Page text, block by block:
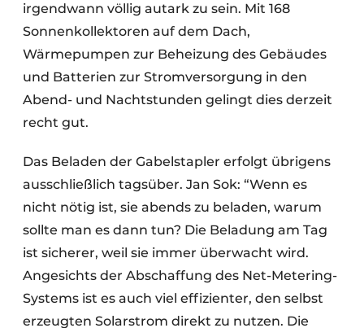
irgendwann völlig autark zu sein. Mit 168
Sonnenkollektoren auf dem Dach,
Wärmepumpen zur Beheizung des Gebäudes
und Batterien zur Stromversorgung in den
Abend- und Nachtstunden gelingt dies derzeit
recht gut.
Das Beladen der Gabelstapler erfolgt übrigens
ausschließlich tagsüber. Jan Sok: “Wenn es
nicht nötig ist, sie abends zu beladen, warum
sollte man es dann tun? Die Beladung am Tag
ist sicherer, weil sie immer überwacht wird.
Angesichts der Abschaffung des Net-Metering-
Systems ist es auch viel effizienter, den selbst
erzeugten Solarstrom direkt zu nutzen. Die